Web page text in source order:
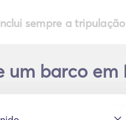
sempre a
um barco em